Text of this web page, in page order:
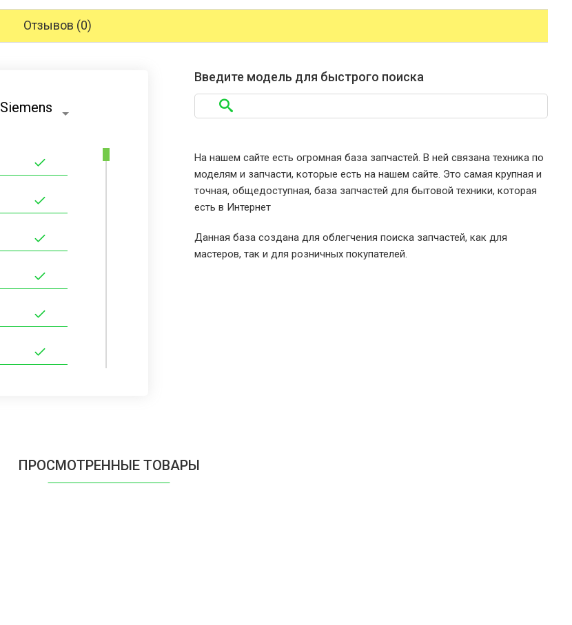
Отзывов (0)
Siemens
Введите модель для быстрого поиска
На нашем сайте есть огромная база запчастей. В ней связана техника по
моделям и запчасти, которые есть на нашем сайте. Это самая крупная и
точная, общедоступная, база запчастей для бытовой техники, которая
есть в Интернет
Данная база создана для облегчения поиска запчастей, как для
мастеров, так и для розничных покупателей.
ПРОСМОТРЕННЫЕ ТОВАРЫ